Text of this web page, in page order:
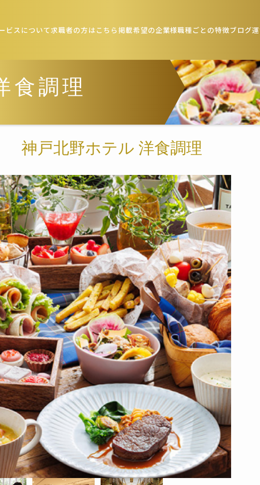
ビスについて求職者の方はこちら 掲載希望の企業様職種ごとの特徴ブログ
食調理
神戸北野ホテル 洋食調理